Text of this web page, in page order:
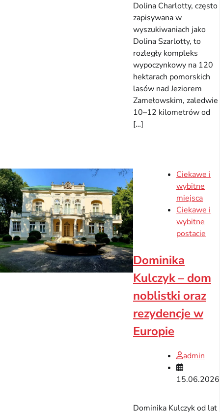
Dolina Charlotty, często
zapisywana w
wyszukiwaniach jako
Dolina Szarlotty, to
rozległy kompleks
wypoczynkowy na 120
hektarach pomorskich
lasów nad Jeziorem
Zamełowskim, zaledwie
10–12 kilometrów od
[…]
Ciekawe i
wybitne
miejsca
Ciekawe i
wybitne
postacie
Dominika
Kulczyk – dom
noblistki oraz
rezydencje w
Europie
admin
15.06.2026
Dominika Kulczyk od lat